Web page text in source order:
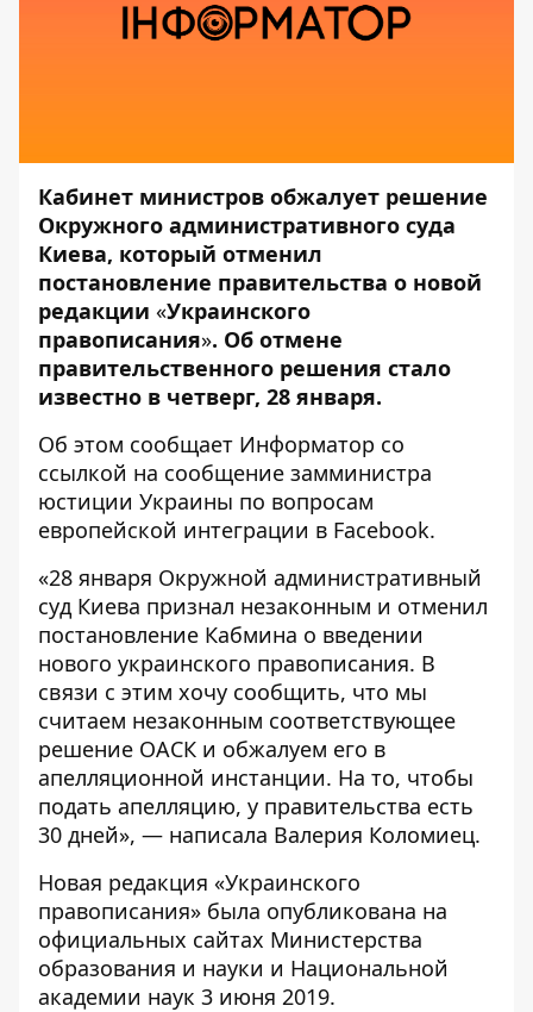
Кабинет министров обжалует решение
Окружного административного суда
Киева, который отменил
постановление правительства о новой
редакции «Украинского
правописания». Об отмене
правительственного решения стало
известно в четверг, 28 января.
Об этом сообщает Информатор со
ссылкой на сообщение замминистра
юстиции Украины по вопросам
европейской интеграции в Facebook.
«28 января Окружной административный
суд Киева признал незаконным и отменил
постановление Кабмина о введении
нового украинского правописания. В
связи с этим хочу сообщить, что мы
считаем незаконным соответствующее
решение ОАСК и обжалуем его в
апелляционной инстанции. На то, чтобы
подать апелляцию, у правительства есть
30 дней», — написала Валерия Коломиец.
Новая редакция «Украинского
правописания» была опубликована на
официальных сайтах Министерства
образования и науки и Национальной
академии наук 3 июня 2019.